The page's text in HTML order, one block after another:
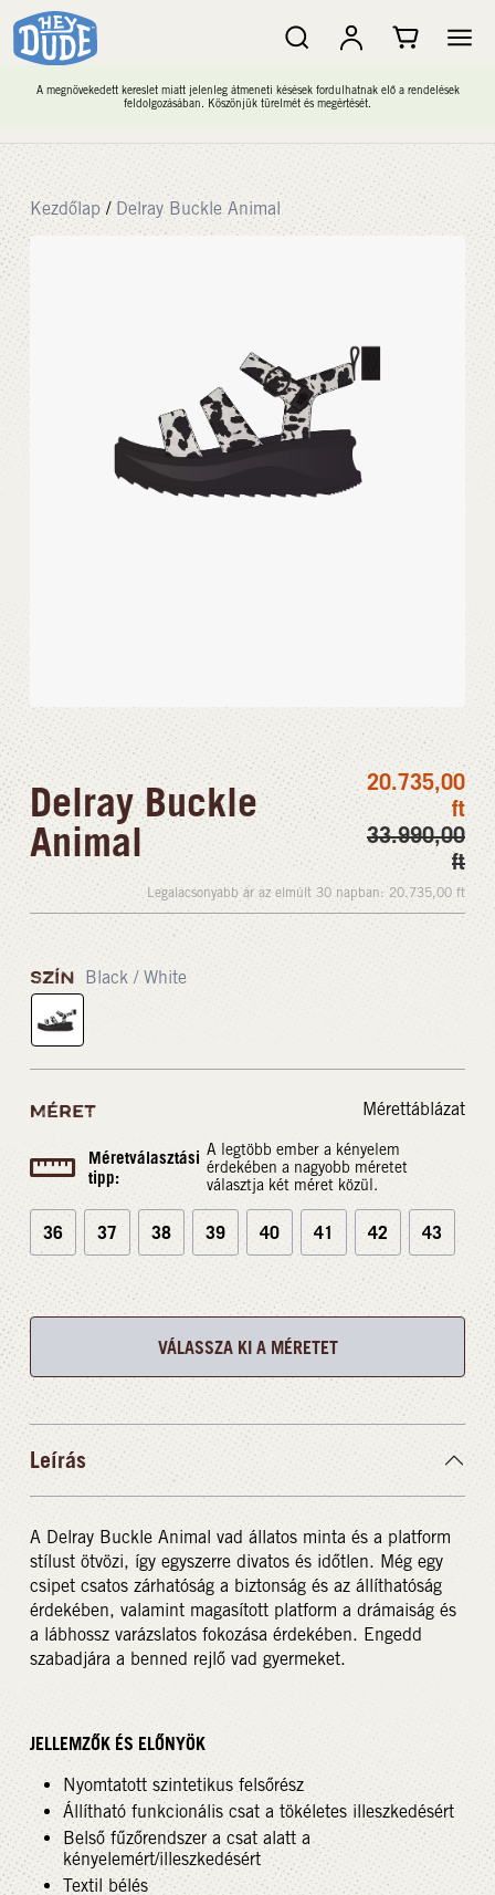
A megnövekedett kereslet miatt jelenleg átmeneti késések fordulhatnak elő a rendelések
feldolgozásában. Köszönjük türelmét és megértését.
Kezdőlap / Delray Buckle Animal
Delray Buckle
Animal
20.735,00
ft
33.990,00
ft
Legalacsonyabb ár az elmúlt 30 napban:20.735,00 ft
SZÍN Black / White
MÉRET Mérettáblázat
Méretválasztási
tipp:
A legtöbb ember a kényelem
érdekében a nagyobb méretet
választja két méret közül.
36 37 38 39 40 41 42 43
VÁLASSZA KI A MÉRETET
Leírás
A Delray Buckle Animal vad állatos minta és a platform
stílust ötvözi, így egyszerre divatos és időtlen. Még egy
csipet csatos zárhatóság a biztonság és az állíthatóság
érdekében, valamint magasított platform a drámaiság és
a lábhossz varázslatos fokozása érdekében. Engedd
szabadjára a benned rejlő vad gyermeket.
JELLEMZŐK ÉS ELŐNYÖK
Nyomtatott szintetikus felsőrész
Állítható funkcionális csat a tökéletes illeszkedésért
Belső fűzőrendszer a csat alatt a
kényelemért/illeszkedésért
Textil bélés